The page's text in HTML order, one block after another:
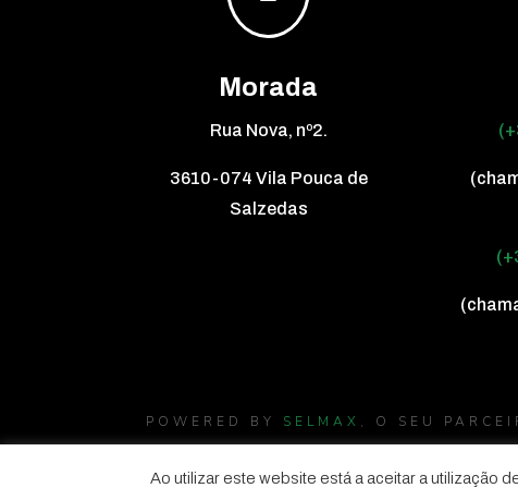
Morada
Rua Nova, nº2.
3610-074 Vila Pouca de
Salzedas
POWERED BY SELMAX , O SEU
Ao utilizar este website está a aceitar a utilização